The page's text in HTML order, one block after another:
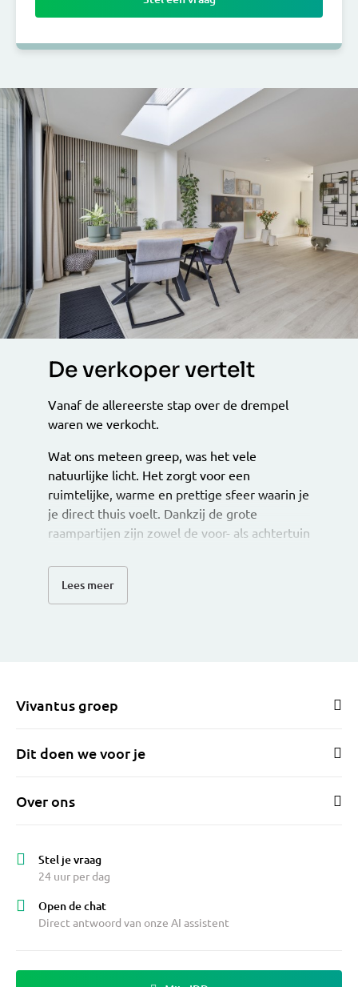
De verkoper vertelt
Vanaf de allereerste stap over de drempel
waren we verkocht.
Wat ons meteen greep, was het vele
natuurlijke licht. Het zorgt voor een
ruimtelijke, warme en prettige sfeer waarin je
je direct thuis voelt. Dankzij de grote
raampartijen zijn zowel de voor- als achtertuin
geworden; binnen en buiten lopen hier
heerlijk in elkaar over.
ligt om de hoek en binnen vijf minuten lopen
sta je in het Reeshofpark. Bovendien liggen
Heyhoef en de Dalempromenade op korte
hopen dat het dat voor de nieuwe kopers ook
gaat zijn!
Lees meer
Vivantus groep
Dit doen we voor je
Over ons
Stel je vraag
24 uur per dag
Open de chat
Direct antwoord van onze AI assistent